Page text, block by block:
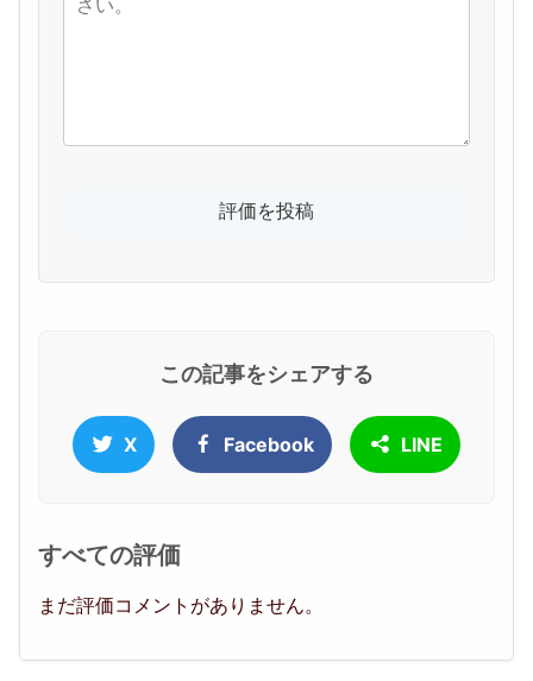
この記事をシェアする
X Facebook LINE
すべての評価
まだ評価コメントがありません。